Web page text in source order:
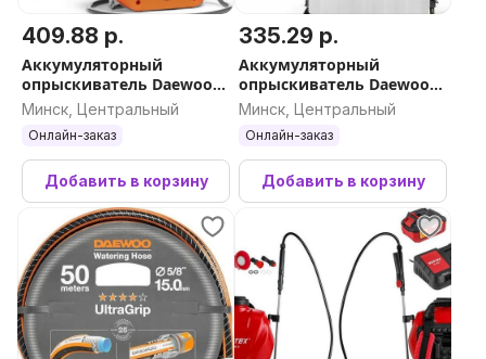
409.88 р.
Аккумуляторный
опрыскиватель Daewoo
Power DSA 1221Li Set (с 1-
им АКБ)
Минск, Центральный
Онлайн-заказ
Добавить в корзину
335.29 р.
Аккумуляторный
опрыскиватель Daewoo
Power DSA 12Li Set
Минск, Центральный
Онлайн-заказ
Добавить в корзину